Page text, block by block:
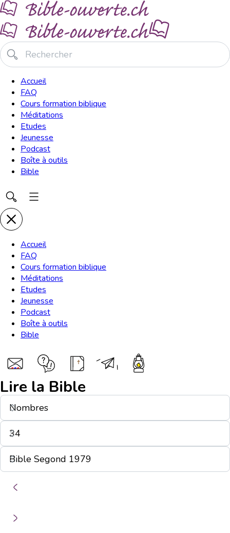
Accueil
FAQ
Cours formation biblique
Méditations
Etudes
Jeunesse
Podcast
Boîte à outils
Bible
Accueil
FAQ
Cours formation biblique
Méditations
Etudes
Jeunesse
Podcast
Boîte à outils
Bible
Lire la Bible